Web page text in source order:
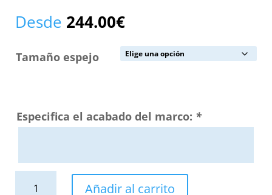
Desde 244.00€
Tamaño espejo
Especifica el acabado del marco: *
Añadir al carrito